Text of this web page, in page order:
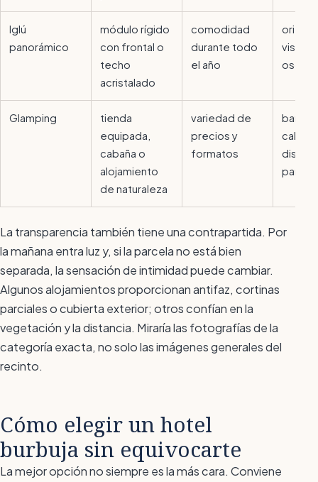
Iglú
panorámico
módulo rígido
con frontal o
techo
acristalado
comodidad
durante todo
el año
vistas y
Glamping
tienda
equipada,
cabaña o
alojamiento
de naturaleza
variedad de
precios y
formatos
baño,
La transparencia también tiene una contrapartida. Por
la mañana entra luz y, si la parcela no está bien
separada, la sensación de intimidad puede cambiar.
Algunos alojamientos proporcionan antifaz, cortinas
parciales o cubierta exterior; otros confían en la
vegetación y la distancia. Miraría las fotografías de la
categoría exacta, no solo las imágenes generales del
recinto.
Cómo elegir un hotel
burbuja sin equivocarte
La mejor opción no siempre es la más cara. Conviene